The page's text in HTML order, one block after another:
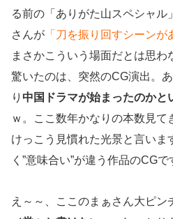
る前の「ありがた山スペシャ
さんが 「刀を振り回すシーンが
まさかこういう場面だとは思わ
驚いたのは、突然のCG演出。
り 中国ドラマが始まったのかと
ｗ。ここ数年かなりの本数見て
けっこう見慣れた光景と言いま
く”意味合い”が違う作品のCG
え～～、ここのまぁさん大ピン